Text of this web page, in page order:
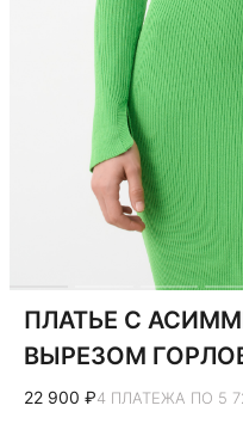
ПЛАТЬЕ С
ВЫРЕЗОМ
22 900 ₽4 ПЛАТЕЖА ПО 5